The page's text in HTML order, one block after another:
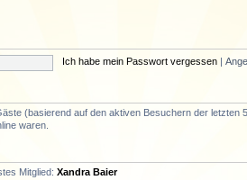
Ich habe mein Passwort vergessen
(basierend auf den aktiven Besuchern der letzten
waren.
Mitglied: Xandra Baier